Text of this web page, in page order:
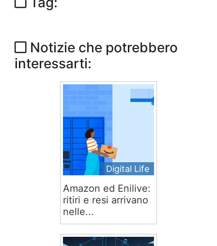
Notizie che potrebbero
interessarti:
Digital Life
Amazon ed Enilive:
ritiri e resi arrivano
nelle...